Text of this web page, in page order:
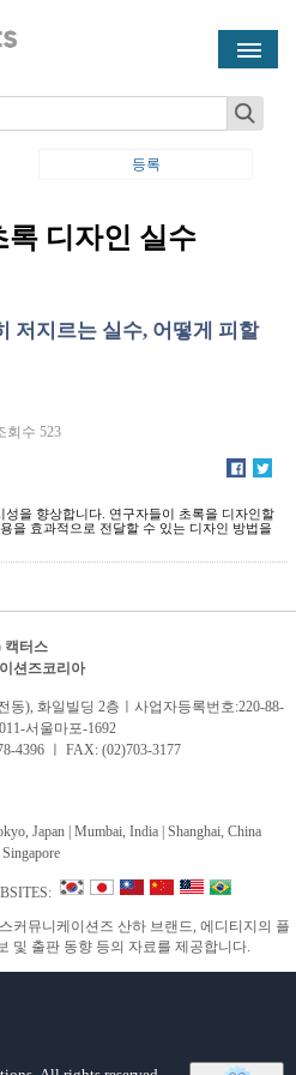
등록
록 디자인 실수
저지르는 실수, 어떻게 피할
회수 523
성을 향상합니다. 연구자들이 초록을 디자인할
을 효과적으로 전달할 수 있는 디자인 방법을
캑터스
션즈코리아
동), 화일빌딩 2층 ㅣ사업자등록번호:220-88-
서울마포-1692
4396 ㅣ FAX: (02)703-3177
Japan | Mumbai, India | Shanghai, China
Singapore
커뮤니케이션즈 산하 브랜드, 에디티지의 플
및 출판 동향 등의 자료를 제공합니다.